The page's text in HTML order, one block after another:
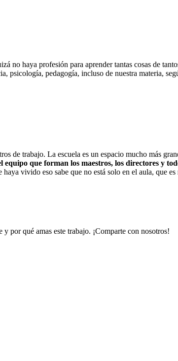
no haya profesión para aprender tantas cosas de
psicología, pedagogía, incluso de nuestra materia,
de trabajo. La escuela es un espacio mucho más
equipo que forman los maestros, los directores y
haya vivido eso sabe que no está solo en el aula, que
por qué amas este trabajo. ¡Comparte con nosotros!